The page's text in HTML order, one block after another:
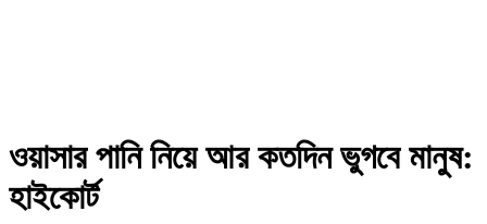
ওয়াসার পানি নিয়ে আর কতদিন ভুগবে মানুষ:
হাইকোর্ট